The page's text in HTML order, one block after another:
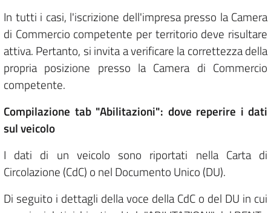
In tutti i casi, l'iscrizione dell'impresa presso la Camera
di Commercio competente per territorio deve risultare
attiva. Pertanto, si invita a verificare la correttezza della
propria posizione presso la Camera di Commercio
competente.
Compilazione tab "Abilitazioni": dove reperire i dati
sul veicolo
I dati di un veicolo sono riportati nella Carta di
Circolazione (CdC) o nel Documento Unico (DU).
Di seguito i dettagli della voce della CdC o del DU in cui